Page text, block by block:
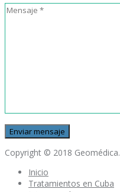
Copyright © 2018 Geomédica.
Inicio
Tratamientos en Cuba